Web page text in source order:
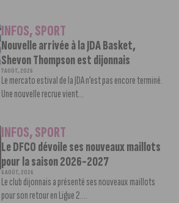
INFOS,SPORT
Nouvelle arrivée à la JDA Basket,
Shevon Thompson est dijonnais
7 AOÛT, 2026
Le mercato estival de la JDA n’est pas encore terminé.
Une nouvelle recrue vient...
INFOS,SPORT
Le DFCO dévoile ses nouveaux maillots
pour la saison 2026-2027
6 AOÛT, 2026
Le club dijonnais a présenté ses nouveaux maillots
pour son retour en Ligue 2....